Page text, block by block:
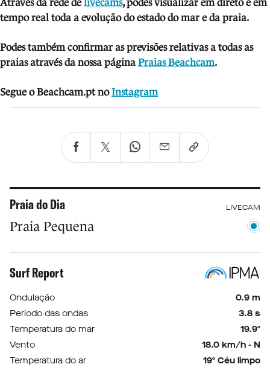
Através da rede delivecams, podes visualizar em direto e em
tempo real toda a evolução do estado do mar e da praia.
Podes também confirmar as previsões relativas a todas as
praias através da nossa páginaPraias Beachcam.
Segue o Beachcam.pt no Instagram
Praia do Dia LIVECAM
Praia Pequena
Surf Report
Ondulação
0.9 m
Período das ondas
3.8 s
Temperatura do mar
19.9º
Vento
18.0 km/h - N
Temperatura do ar
19º Céu limpo